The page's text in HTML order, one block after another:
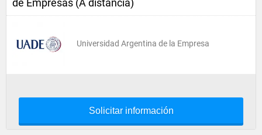
de Empresas (A distancia)
Universidad Argentina de la Empresa
Solicitar información